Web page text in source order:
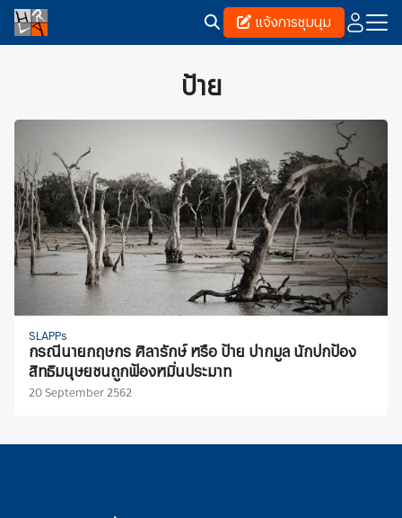
Skip
แจ้งการชุมนุม
ป้าย
SLAPPs
กรณีนายกฤษกร ศิลารักษ์ หรือ ป้าย ปากมูล นักปกป้อง
สิทธิมนุษยชนถูกฟ้องหมิ่นประมาท
20 September 2562